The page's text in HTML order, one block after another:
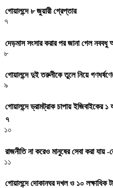
গোয়ালন্দে ৮ জুয়ারী গ্রেপ্তার
৭
দেড়মাস সংসার করার পর জানা গেল
৮
গোয়ালন্দে দুই তরুনীকে তুলে নিয়ে
৯
গোয়ালন্দে ড্রামট্রাক চাপায়
৭
১০
রাজনীতি না করেও মানুষের সেবা করা
১১
গোয়ালন্দে দোকানঘর দখল ও ১০ লক্ষাধিক